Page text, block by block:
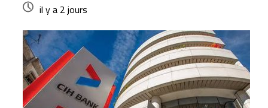
il y a 2 jours